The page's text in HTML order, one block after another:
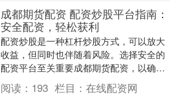
成都期货配资 配资炒股平台指南：
安全配资，轻松获利
配资炒股是一种杠杆炒股方式，可以放大
收益，但同时也伴随着风险。选择安全的
配资平台至关重要成都期货配资，以确保
资金安全和交易顺利。 平台配资通常提供
高杠杆，最高可....
阅读： 193 栏目： 在线配资网